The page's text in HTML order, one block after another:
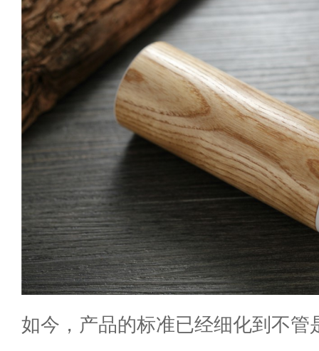
如今，产品的标准已经细化到不管